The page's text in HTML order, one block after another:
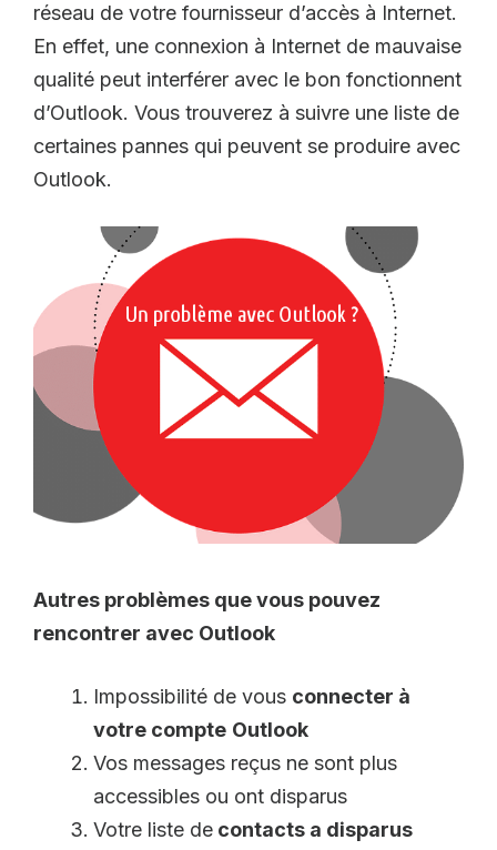
réseau de votre fournisseur d’accès à Internet.
En effet, une connexion à Internet de mauvaise
qualité peut interférer avec le bon fonctionnent
d’Outlook. Vous trouverez à suivre une liste de
certaines pannes qui peuvent se produire avec
Outlook.
Autres problèmes que vous pouvez
rencontrer avec Outlook
Impossibilité de vous connecter à
votre compte Outlook
Vos messages reçus ne sont plus
accessibles ou ont disparus
Votre liste de contacts a disparus